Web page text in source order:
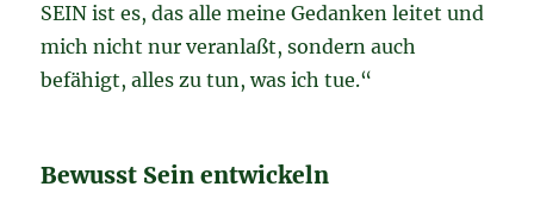
SEIN ist es, das alle meine Gedanken leitet und
mich nicht nur veranlaßt, sondern auch
befähigt, alles zu tun, was ich tue.“
Bewusst Sein entwickeln